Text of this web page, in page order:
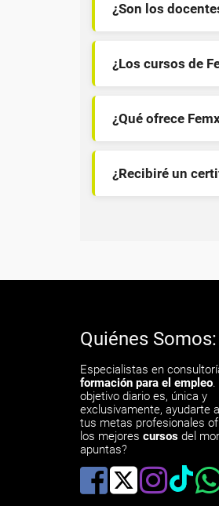
¿Son los
¿Los cursos de
¿Qué ofrece
¿Recibiré un
Quiénes Somos:
Especialistas en
formación para el empleo.
objetivo diario es, única y
exclusivamente, ayudarte
tus metas profesionales
los mejores cursos del
apuntas?